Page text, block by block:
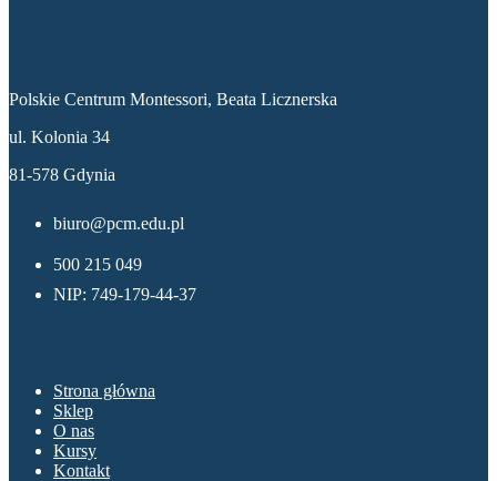
Polskie Centrum Montessori, Beata Licznerska
ul. Kolonia 34
81-578 Gdynia
biuro@pcm.edu.pl
500 215 049
NIP: 749-179-44-37
Strona główna
Sklep
O nas
Kursy
Kontakt